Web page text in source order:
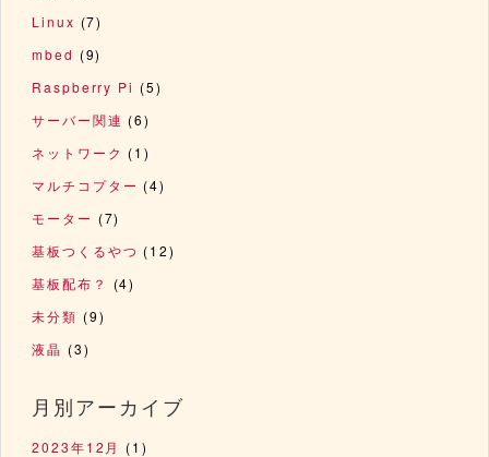
Linux (7)
mbed (9)
Raspberry Pi (5)
サーバー関連 (6)
ネットワーク (1)
マルチコプター (4)
モーター (7)
基板つくるやつ (12)
基板配布？
(4)
未分類 (9)
液晶 (3)
月別アーカイブ
2023年12月 (1)